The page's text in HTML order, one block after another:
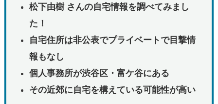
松下由樹 さんの自宅情報を調べてみまし
た！
自宅住所は非公表でプライベートで目撃情
報もなし
個人事務所が渋谷区・富ケ谷にある
その近郊に自宅を構えている可能性が高い